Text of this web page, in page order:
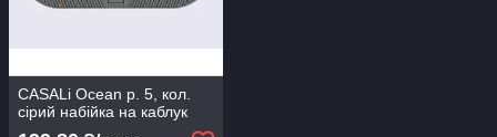
CASALi Ocean р. 5, кол.
сірий набійка на каблук